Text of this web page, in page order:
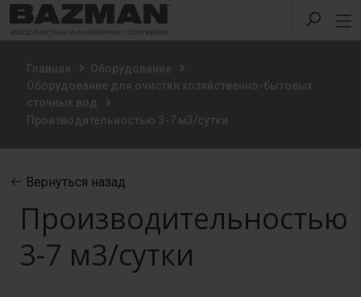
Главная
Оборудование
Оборудование для очистки хозяйственно-бытовых
сточных вод
Производительностью 3-7 м3/сутки
Вернуться назад
Производительностью
3-7 м3/сутки